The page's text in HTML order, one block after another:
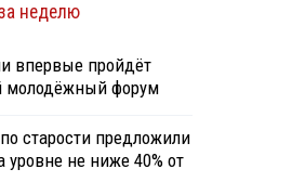
неделю
впервые пройдёт
молодёжный форум
старости предложили
уровне не ниже 40% от